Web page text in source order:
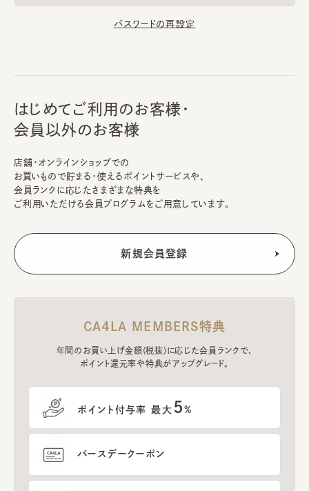
パスワードの再設定
はじめてご利用のお客様・
会員以外のお客様
店舗・オンラインショップでの
お買いもので貯まる・使えるポイントサービスや、
会員ランクに応じたさまざまな特典を
ご利用いただける会員プログラムをご用意しています。
CA4LA MEMBERS特典
年間のお買い上げ金額(税抜)に応じた会員ランクで、
ポイント還元率や特典がアップグレード。
ポイント付与率 最大 5%
バースデークーポン